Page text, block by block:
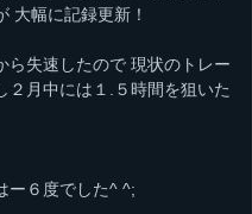
大幅に記録更新！
ら失速したので 現状のトレー
２月中には１.５時間を狙いた
ー６度でした^ ^;